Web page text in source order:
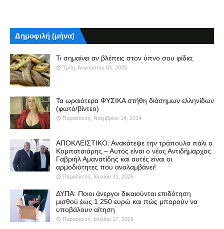
Δημοφιλή (μήνα)
Τι σημαίνει αν βλέπεις στον ύπνο σου φίδια;
Τρίτη, Αυγούστου 05, 2025
Τα ωραιότερα ΦΥΣΙΚΑ στήθη διάσημων ελληνίδων
(φωτό/βίντεο)
Παρασκευή, Νοεμβρίου 14, 2014
ΑΠΟΚΛΕΙΣΤΙΚΟ: Ανακάτεψε την τράπουλα πάλι ο
Κομπατσιάρης – Αυτός είναι ο νέος Αντιδήμαρχος
Γαβριήλ Αμανατίδης και αυτές είναι οι
αρμοδιότητες που αναλαμβάνει!
Παρασκευή, Ιουλίου 31, 2026
ΔΥΠΑ: Ποιοι άνεργοι δικαιούνται επιδότηση
μισθού έως 1.250 ευρώ και πώς μπορούν να
υποβάλουν αίτηση
Παρασκευή, Ιουλίου 17, 2026